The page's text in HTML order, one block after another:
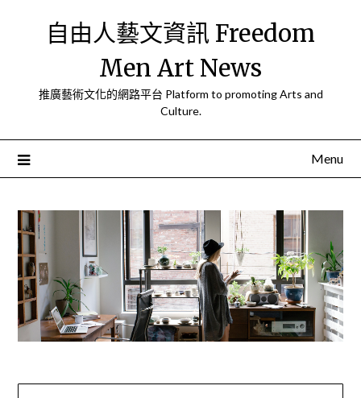
自由人藝文資訊 Freedom
Men Art News
推廣藝術文化的網路平台 Platform to promoting Arts and
Culture.
Menu